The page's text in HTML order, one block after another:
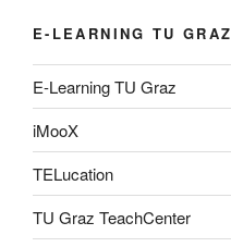
E-LEARNING TU GRAZ
E-Learning TU Graz
iMooX
TELucation
TU Graz TeachCenter